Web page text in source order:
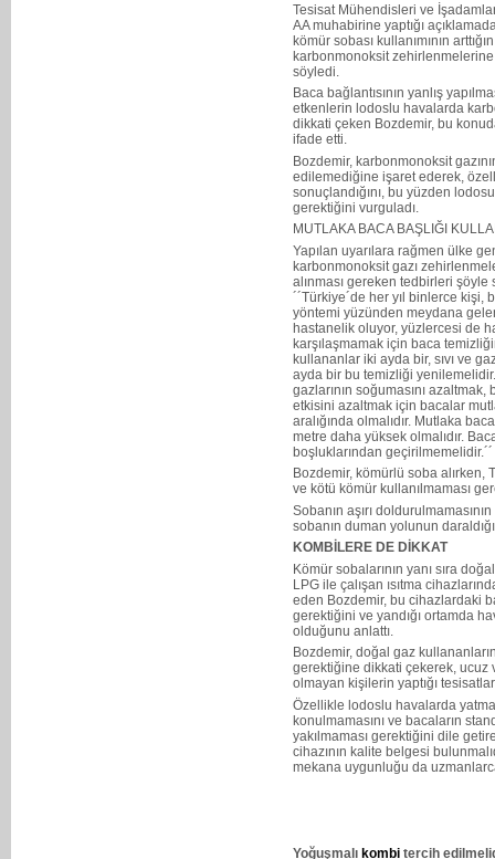
Tesisat Mühendisleri ve
AA muhabirine yaptığı
kömür sobası kullanımının
karbonmonoksit zehirlenmelerine
söyledi.
Baca bağlantısının yanlış
etkenlerin lodoslu havalarda
dikkati çeken Bozdemir, bu
ifade etti.
Bozdemir, karbonmonoksit
edilemediğine işaret ederek,
sonuçlandığını, bu yüzden
gerektiğini vurguladı.
MUTLAKA BACA BAŞLIĞI
Yapılan uyarılara rağmen ülke
karbonmonoksit gazı
alınması gereken tedbirleri şöyle
´´Türkiye´de her yıl binlerce
yöntemi yüzünden meydana
hastanelik oluyor, yüzlercesi de
karşılaşmamak için baca
kullananlar iki ayda bir, sıvı ve
ayda bir bu temizliği
gazlarının soğumasını
etkisini azaltmak için bacalar
aralığında olmalıdır. Mutlaka
metre daha yüksek olmalıdır.
boşluklarından geçirilmemelidir.´´
Bozdemir, kömürlü soba
ve kötü kömür kullanılmaması
Sobanın aşırı
sobanın duman yolunun
KOMBİLERE DE DİKKAT
Kömür sobalarının yanı sıra
LPG ile çalışan ısıtma
eden Bozdemir, bu cihazlardaki
gerektiğini ve yandığı ortamda
olduğunu anlattı.
Bozdemir, doğal gaz
gerektiğine dikkati çekerek,
olmayan kişilerin yaptığı
Özellikle lodoslu havalarda
konulmamasını ve bacaların
yakılmaması gerektiğini dile
cihazının kalite belgesi
mekana uygunluğu da
Yoğuşmalı kombi tercih